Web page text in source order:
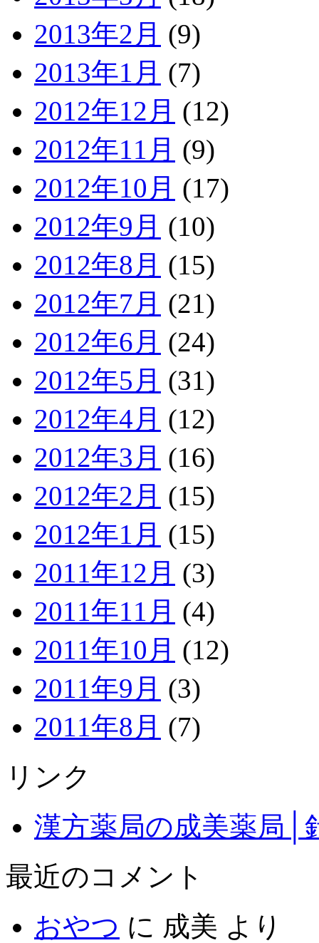
2013年2月 (9)
2013年1月 (7)
2012年12月 (12)
2012年11月 (9)
2012年10月 (17)
2012年9月 (10)
2012年8月 (15)
2012年7月 (21)
2012年6月 (24)
2012年5月 (31)
2012年4月 (12)
2012年3月 (16)
2012年2月 (15)
2012年1月 (15)
2011年12月 (3)
2011年11月 (4)
2011年10月 (12)
2011年9月 (3)
2011年8月 (7)
リンク
漢方薬局の成美薬局│
最近のコメント
おやつ に 成美 より